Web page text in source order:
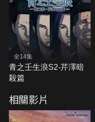
全14集
青之壬生浪S2-芹澤暗
殺篇
相關影片